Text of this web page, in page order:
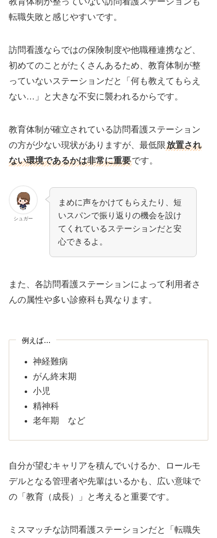
転職失敗と感じやすいです。
訪問看護ならではの保険制度や他職種連携など、
初めてのことがたくさんあるため、教育体制が整
っていないステーションだと「何も教えてもらえ
ない…」と大きな不安に襲われるからです。
教育体制が確立されている訪問看護ステーション
の方が少ない現状がありますが、最低限放置され
ない環境であるかは非常に重要です。
シュガー
まめに声をかけてもらえたり、短
いスパンで振り返りの機会を設け
てくれているステーションだと安
心できるよ。
また、各訪問看護ステーションによって利用者さ
んの属性や多い診療科も異なります。
例えば…
神経難病
がん終末期
小児
精神科
老年期 など
自分が望むキャリアを積んでいけるか、ロールモ
デルとなる管理者や先輩はいるかも、広い意味で
の「教育（成長）」と考えると重要です。
ミスマッチな訪問看護ステーションだと「転職失